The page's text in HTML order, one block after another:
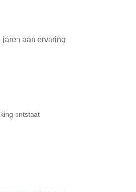
aan ervaring
ontstaat